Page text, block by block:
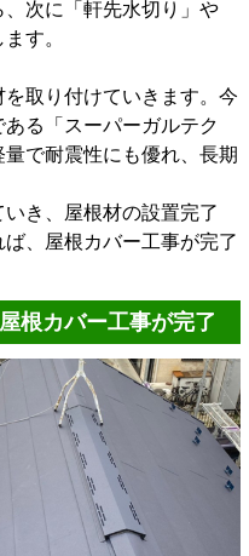
次に「軒先水切り」や
す。
取り付けていきます。今
る「スーパーガルテク
で耐震性にも優れ、長期
き、屋根材の設置完了
、屋根カバー工事が完了
根カバー工事が完了